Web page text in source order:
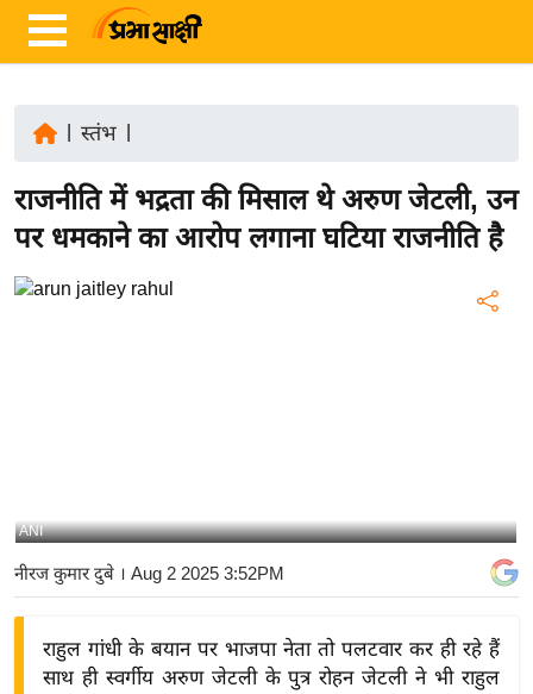
ज़ा
ख
र
ष्ट्री
बि
स्तंभ
राजनीति में भद्रता की मिसाल थे अरुण जेटली, उन
पर धमकाने का आरोप लगाना घटिया राजनीति है
ANI
नीरज कुमार दुबे । Aug 2 2025 3:52PM
राहुल गांधी के बयान पर भाजपा नेता तो पलटवार कर ही रहे हैं
साथ ही स्वर्गीय अरुण जेटली के पुत्र रोहन जेटली ने भी राहुल